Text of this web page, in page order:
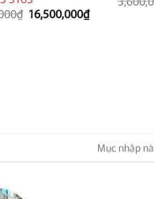
₫ Giá
gốc
16,500,000₫Giá
hiện
Mục nhập